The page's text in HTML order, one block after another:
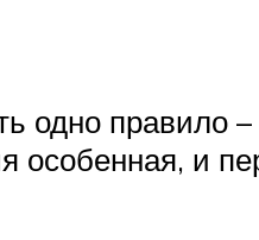
одно
особенная, и